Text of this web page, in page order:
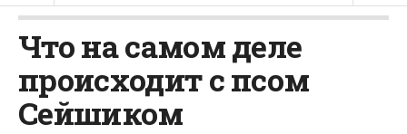
Что на самом деле
происходит с псом
Сейшиком